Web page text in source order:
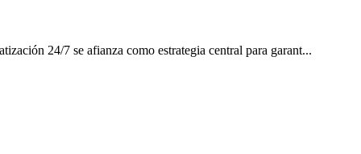
24/7 se afianza como estrategia central para garant...